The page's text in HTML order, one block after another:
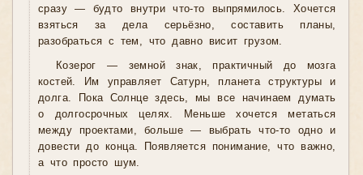
сразу — будто внутри что-то выпрямилось. Хочется
взяться за дела серьёзно, составить планы,
разобраться с тем, что давно висит грузом.
Козерог — земной знак, практичный до мозга
костей. Им управляет Сатурн, планета структуры и
долга. Пока Солнце здесь, мы все начинаем думать
о долгосрочных целях. Меньше хочется метаться
между проектами, больше — выбрать что-то одно и
довести до конца. Появляется понимание, что важно,
а что просто шум.